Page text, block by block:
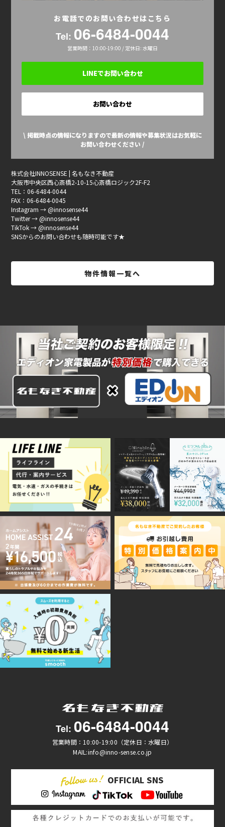
お電話でのお問い合わせはこちら
Tel: 06-6484-0044
営業時間：10:00-19:00 / 定休日: 水曜日
LINEでお問い合わせ
お問い合わせ
\ 掲載時点の情報になりますので最新の情報や募集状況はお気軽に
お問い合わせください /
株式会社INNOSENSE | 名もなき不動産
大阪市中央区西心斎橋2-10-15心斎橋ロジック2F-F2
TEL：06-6484-0044
FAX：06-6484-0045
Instagram → @innosense44
Twitter → @innosense44
TikTok → @innosense44
SNSからのお問い合わせも随時可能です★
物件情報一覧へ
Tel: 06-6484-0044
営業時間：10:00-19:00（定休日：水曜日）
MAIL:info@inno-sense.co.jp
OFFICIAL SNS